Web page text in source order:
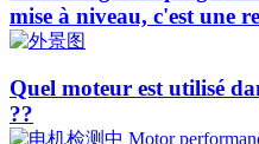
mise à niveau, c'est une
Quel moteur est utilisé
??​​